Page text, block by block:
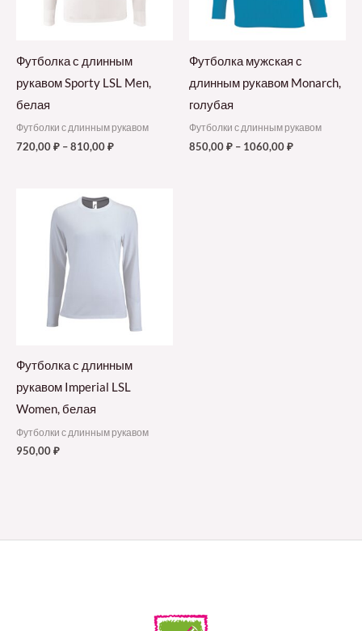
Футболка с длинным
рукавом Sporty LSL Men,
белая
Футболки с длинным рукавом
720,00₽ –810,00₽
Футболка мужская с
длинным рукавом Monarch,
голубая
Футболки с длинным рукавом
850,00₽ – 1060,00₽
Футболка с длинным
рукавом Imperial LSL
Women, белая
Футболки с длинным рукавом
950,00₽